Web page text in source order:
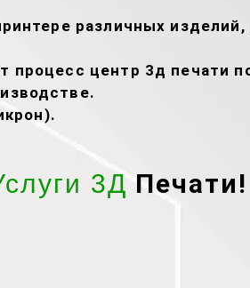
различных
процесс центр 3д печати
3Д Печати!